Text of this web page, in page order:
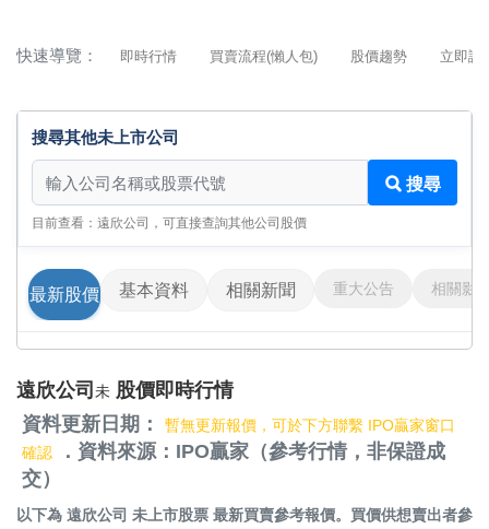
快速導覽： 即時行情 買賣流程(懶人包) 股價趨勢 立即詢
搜尋其他未上市公司
搜尋其他未上市公司
搜尋
目前查看：遠欣公司，可直接查詢其他公司股價
最新股價 基本資料 相關新聞 重大公告 相關影
遠欣公司 未 股價即時行情
資料更新日期：
暫無更新報價，可於下方聯繫 IPO贏家窗口
確認
．資料來源：IPO贏家（參考行情，非保證成
交）
以下為 遠欣公司 未上市股票 最新買賣參考報價。買價供想賣出者參